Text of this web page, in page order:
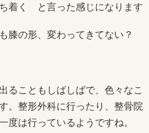
着く と言った感じになります
膝の形、変わってきてない？
ることもしばしばで、色々なこ
。整形外科に行ったり、整骨院
度は行っているようですね。